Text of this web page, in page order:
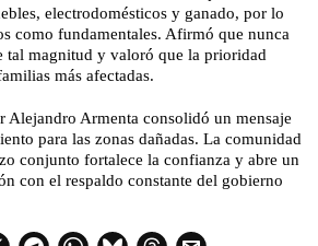
electrodomésticos y ganado, por lo
como fundamentales. Afirmó que nunca
tal magnitud y valoró que la prioridad
más afectadas.
Alejandro Armenta consolidó un mensaje
para las zonas dañadas. La comunidad
conjunto fortalece la confianza y abre un
con el respaldo constante del gobierno